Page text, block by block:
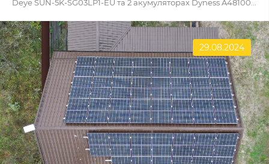
Deye SUN-5K-SG03LP1-EU та 2 акумуляторах Dyness A48100...
29.08.2024